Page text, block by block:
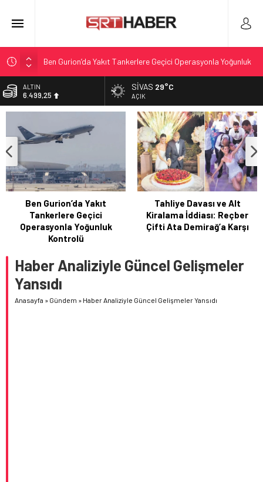
Ben Gurion’da Yakıt Tankerlere Geçici Operasyonla Yoğunluk
Tahliye Davası ve Alt Kiralama İddiası: Reçber Çifti Ata
Nadir Kanserle Mücadele: Sydney Towle Hayatını Kaybetti
Antalya’da Kris Bennett: 4. Evre Beyin Tümörüyle Mücadele
Reçberler Ata Demirağ’a karşı tahliye davası açtı
ALTIN
6.499,25
DOLAR
EURO
54,9747
SIVAS 29°C
AÇIK
Ben Gurion’da Yakıt
Tankerlere Geçici
Operasyonla Yoğunluk
Kontrolü
Tahliye Davası ve Alt
Kiralama İddiası: Reçber
Çifti Ata Demirağ’a Karşı
Haber Analiziyle Güncel Gelişmeler
Yansıdı
Anasayfa » Gündem » Haber Analiziyle Güncel Gelişmeler Yansıdı